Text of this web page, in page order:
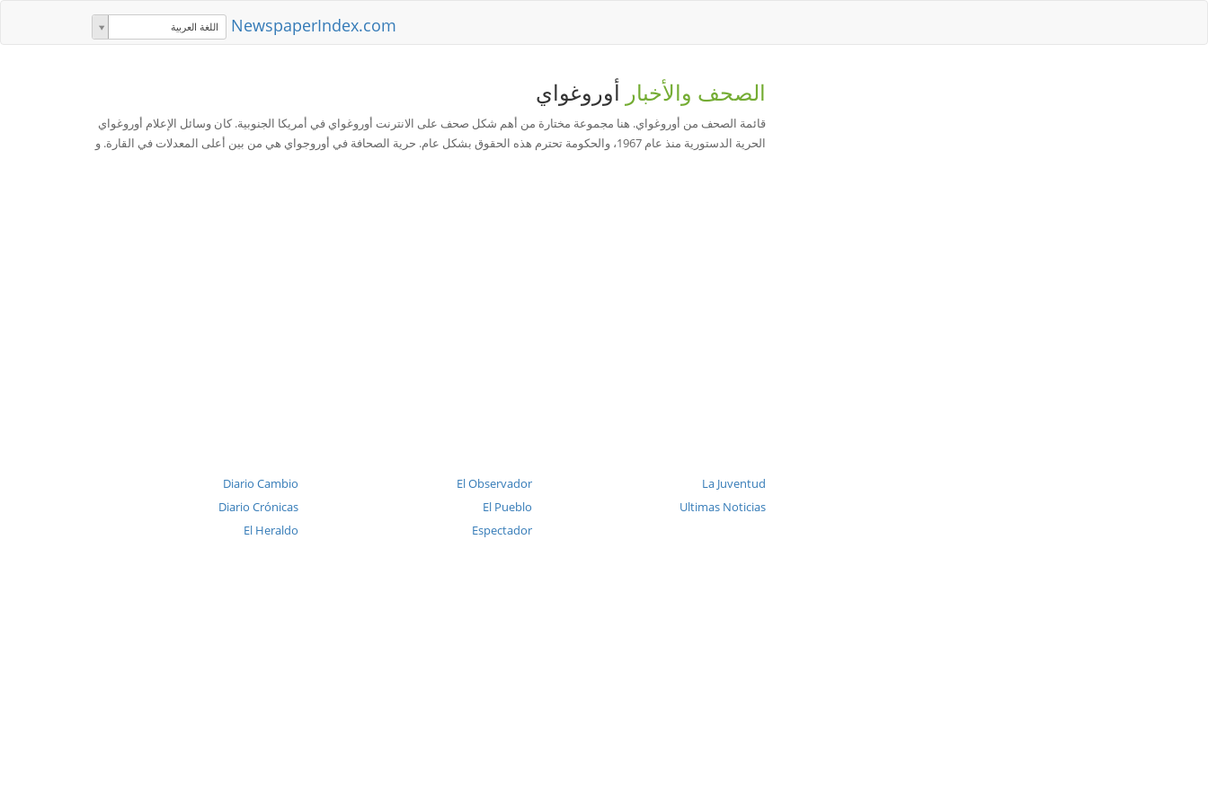
NewspaperIndex.com اللغة العربية
الصحف والأخبار أوروغواي
قائمة الصحف من أوروغواي. هنا مجموعة مختارة من أهم شكل صحف على الانترنت أوروغواي في أمريكا الجنوبية. كان وسائل الإعلام أوروغواي
الحرية الدستورية منذ عام 1967، والحكومة تحترم هذه الحقوق بشكل عام. حرية الصحافة في أوروجواي هي من بين أعلى المعدلات في القارة. و
Diario Cambio
Diario Crónicas
El Heraldo
El Observador
El Pueblo
Espectador
La Juventud
Ultimas Noticias